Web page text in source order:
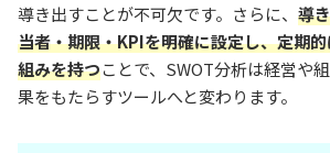
導き出すことが不可欠です。さらに、 導
当者・期限・KPIを明確に設定し、定期
組みを持つことで、SWOT分析は経営や
果をもたらすツールへと変わります。